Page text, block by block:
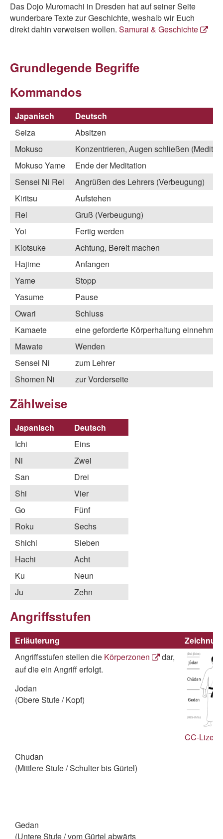
Das Dojo Muromachi in Dresden hat auf seiner Seite
wunderbare Texte zur Geschichte, weshalb wir Euch
direkt dahin verweisen wollen. Samurai & Geschichte
Grundlegende Begriffe
Kommandos
Japanisch
Deutsch
Seiza
Absitzen
Mokuso
Konzentrieren, Augen schließen
Mokuso Yame
Ende der Meditation
Sensei Ni Rei
Angrüßen des Lehrers (Verbeugung)
Kiritsu
Aufstehen
Rei
Gruß (Verbeugung)
Yoi
Fertig werden
Kiotsuke
Achtung, Bereit machen
Hajime
Anfangen
Yame
Stopp
Yasume
Pause
Owari
Schluss
Kamaete
eine geforderte Körperhaltung einnehmen
Mawate
Wenden
Sensei Ni
zum Lehrer
Shomen Ni
zur Vorderseite
Zählweise
Japanisch
Deutsch
Ichi
Eins
Ni
Zwei
San
Drei
Shi
Vier
Go
Fünf
Roku
Sechs
Shichi
Sieben
Hachi
Acht
Ku
Neun
Ju
Zehn
Angriffsstufen
Erläuterung
Angriffsstufen stellen die Körperzonen
dar,
auf die ein Angriff erfolgt.
Jodan
(Obere Stufe / Kopf)
Chudan
(Mittlere Stufe / Schulter bis Gürtel)
Gedan
(Untere Stufe / vom Gürtel abwärts
CC-